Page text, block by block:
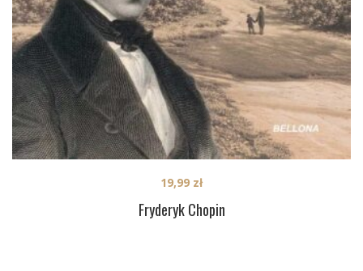
Fryderyk Chopin
19,99 zł